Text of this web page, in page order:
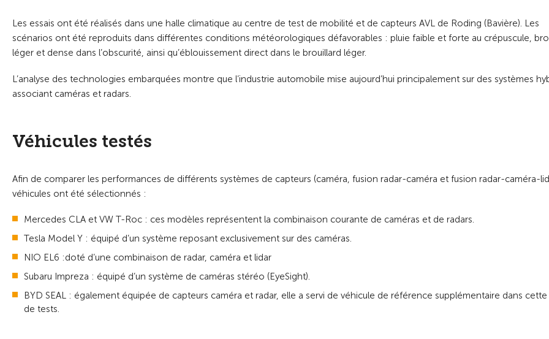
Les essais ont été réalisés dans une halle climatique au centre de test de mobilité et de capteurs AVL de Roding (Bavière). Les
scénarios ont été reproduits dans différentes conditions météorologiques défavorables : pluie faible et forte au crépuscule,
léger et dense dans l’obscurité, ainsi qu’éblouissement direct dans le brouillard léger.
L’analyse des technologies embarquées montre que l’industrie automobile mise aujourd’hui principalement sur des systèmes
associant caméras et radars.
Véhicules testés
Afin de comparer les performances de différents systèmes de capteurs (caméra, fusion radar-caméra et fusion radar-caméra-
véhicules ont été sélectionnés :
Mercedes CLA et VW T-Roc : ces modèles représentent la combinaison courante de caméras et de radars.
Tesla Model Y : équipé d’un système reposant exclusivement sur des caméras.
NIO EL6 :doté d’une combinaison de radar, caméra et lidar
Subaru Impreza : équipé d’un système de caméras stéréo (EyeSight).
BYD SEAL : également équipée de capteurs caméra et radar, elle a servi de véhicule de référence supplémentaire dans cette
de tests.